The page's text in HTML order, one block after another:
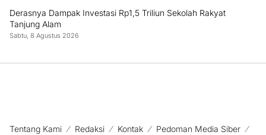
Derasnya Dampak Investasi Rp1,5 Triliun Sekolah Rakyat
Tanjung Alam
Sabtu, 8 Agustus 2026
Tentang Kami Redaksi Kontak
Pedoman Media Siber